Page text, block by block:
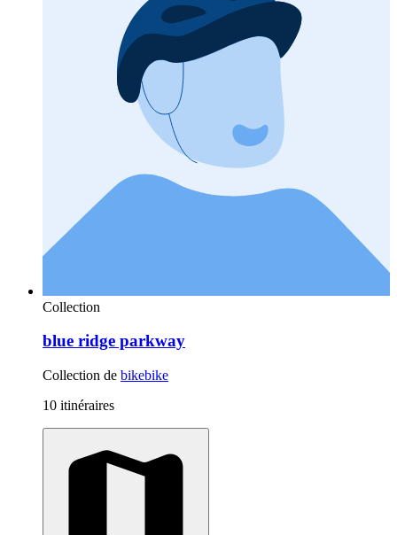
Collection
blue ridge parkway
Collection de bikebike
10 itinéraires